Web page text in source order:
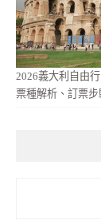
2026義大利自由
票種解析、訂票步